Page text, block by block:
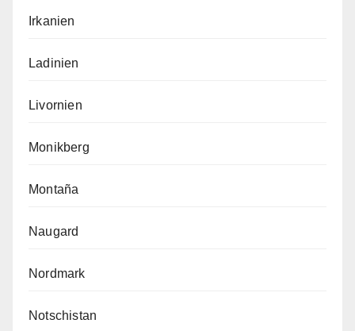
Irkanien
Ladinien
Livornien
Monikberg
Montaña
Naugard
Nordmark
Notschistan